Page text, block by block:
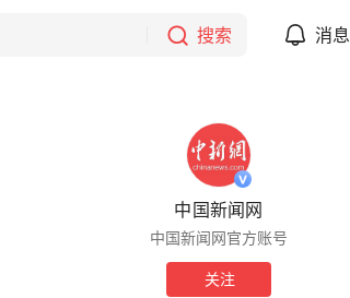
搜索 消息
中国新闻网
中国新闻网官方账号
关注